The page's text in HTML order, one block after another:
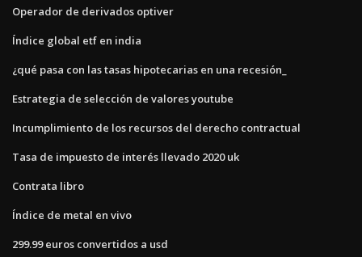
Operador de derivados optiver
Índice global etf en india
¿qué pasa con las tasas hipotecarias en una recesión_
Estrategia de selección de valores youtube
Incumplimiento de los recursos del derecho contractual
Tasa de impuesto de interés llevado 2020 uk
Contrata libro
Índice de metal en vivo
299.99 euros convertidos a usd